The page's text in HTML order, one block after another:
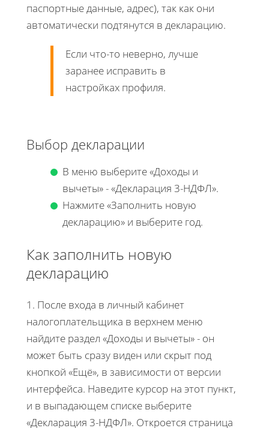
паспортные данные, адрес), так как они
автоматически подтянутся в декларацию.
Если что-то неверно, лучше
заранее исправить в
настройках профиля.
Выбор декларации
В меню выберите «Доходы и
вычеты» - «Декларация 3-НДФЛ».
Нажмите «Заполнить новую
декларацию» и выберите год.
Как заполнить новую
декларацию
1. После входа в личный кабинет
налогоплательщика в верхнем меню
найдите раздел «Доходы и вычеты» - он
может быть сразу виден или скрыт под
кнопкой «Ещё», в зависимости от версии
интерфейса. Наведите курсор на этот пункт,
и в выпадающем списке выберите
«Декларация 3-НДФЛ». Откроется страница